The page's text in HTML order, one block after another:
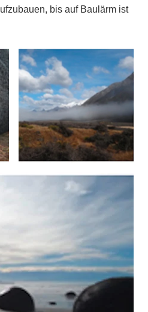
bis auf Baulärm ist